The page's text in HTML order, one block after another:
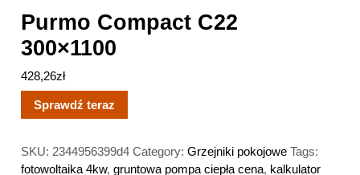
Purmo Compact C22
300×1100
428,26zł
Sprawdź teraz
SKU:2344956399d4 Category:Grzejniki pokojowe Tags:
fotowoltaika 4kw,gruntowa pompa ciepła cena, kalkulator